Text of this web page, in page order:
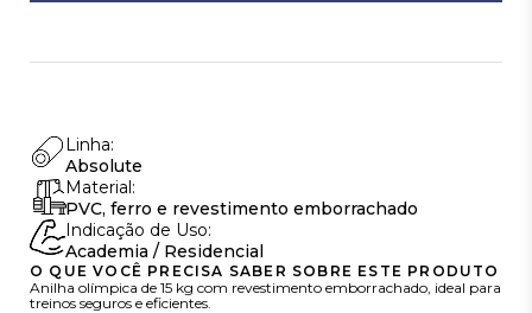
Linha:
Absolute
Material:
PVC, ferro e revestimento emborrachado
Indicação de Uso:
Academia / Residencial
O QUE VOCÊ PRECISA SABER SOBRE ESTE PRODUTO
Anilha olímpica de 15 kg com revestimento emborrachado, ideal para
treinos seguros e eficientes.